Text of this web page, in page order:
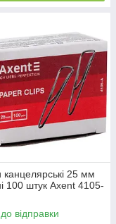
канцелярські 25 мм
100 штук Axent 4105-
відправки